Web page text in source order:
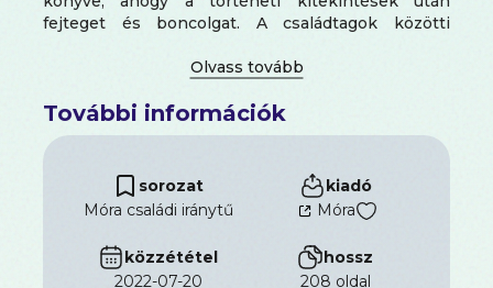
fejteget és boncolgat. A családtagok közötti
ugyanakkor a következetesség és
(autoritás) megtartását is.
További információk
sorozat
Móra családi iránytű
kiadó
Móra
közzététel
2022-07-20
hossz
208 oldal